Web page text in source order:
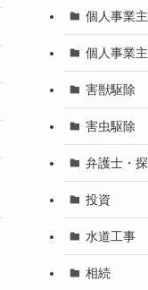
熊本県全域
公式サイト
個人事業
個人事業
害獣駆除
害虫駆除
弁護士・
投資
水道工事
相続